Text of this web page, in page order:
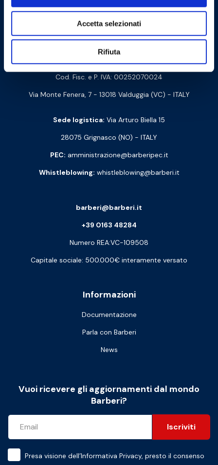
Accetta selezionati
Rifiuta
Cookie Policy Privacy Policy
Contattaci
Cod. Fisc. e P. IVA: 00252070024
Via Monte Fenera, 7 - 13018 Valduggia (VC) - ITALY
Sede logistica: Via Arturo Biella 15
28075 Grignasco (NO) - ITALY
PEC: amministrazione@barberipec.it
Whistleblowing: whistleblowing@barberi.it
Informazioni
Documentazione
Parla con Barberi
News
barberi@barberi.it
+39 0163 48284
Numero REA:VC-109508
Capitale sociale: 500.000€ interamente versato
Vuoi ricevere gli aggiornamenti dal mondo
Barberi?
Iscriviti
Presa visione dell’Informativa Privacy, presto il consenso